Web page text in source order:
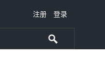
注册 登录